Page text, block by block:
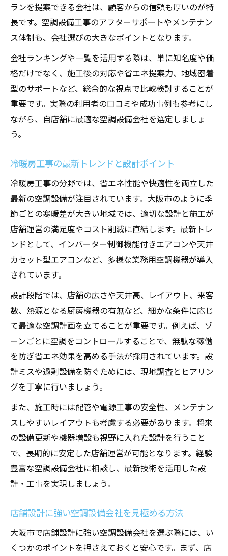
ランを提案できる会社は、顧客からの信頼も厚いのが特
長です。空調設備工事のアフターサポートやメンテナン
ス体制も、会社選びの大きなポイントとなります。
会社ランキングや一覧を活用する際は、単に知名度や価
格だけでなく、施工後の対応や省エネ提案力、地域密着
型のサポートなど、総合的な視点で比較検討することが
重要です。実際の利用者の口コミや成功事例も参考にし
ながら、自店舗に最適な空調設備会社を選定しましょ
う。
冷暖房工事の最新トレンドと設計ポイント
冷暖房工事の分野では、省エネ性能や快適性を両立した
最新の空調設備が注目されています。大阪市のように季
節ごとの寒暖差が大きい地域では、適切な設計と施工が
店舗運営の満足度やコスト削減に直結します。最新トレ
ンドとして、インバーター制御機能付きエアコンや天井
カセット型エアコンなど、多様な業務用空調機器が導入
されています。
設計段階では、店舗の広さや天井高、レイアウト、来客
数、熱源となる厨房機器の有無など、細かな条件に応じ
て最適な空調計画を立てることが重要です。例えば、ゾ
ーンごとに空調をコントロールすることで、無駄な稼働
を防ぎ省エネ効果を高める手法が採用されています。設
計ミスや過剰設備を防ぐためには、現地調査とヒアリン
グを丁寧に行いましょう。
また、施工時には配管や電源工事の安全性、メンテナン
スしやすいレイアウトも考慮する必要があります。将来
の設備更新や機器増設も視野に入れた設計を行うこと
で、長期的に安定した店舗運営が可能となります。経験
豊富な空調設備会社に相談し、最新技術を活用した設
計・工事を実現しましょう。
店舗設計に強い空調設備会社を見極める方法
大阪市で店舗設計に強い空調設備会社を選ぶ際には、い
くつかのポイントを押さえておくと安心です。まず、店